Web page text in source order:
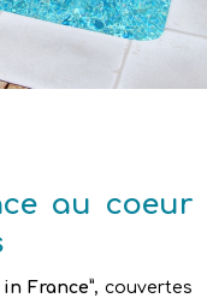
au coeur
in France”, couvertes